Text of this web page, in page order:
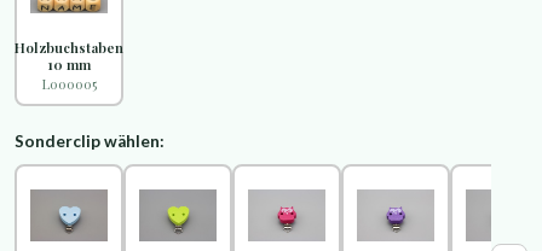
Holzbuchstaben
10 mm
L000005
Sonderclip wählen: